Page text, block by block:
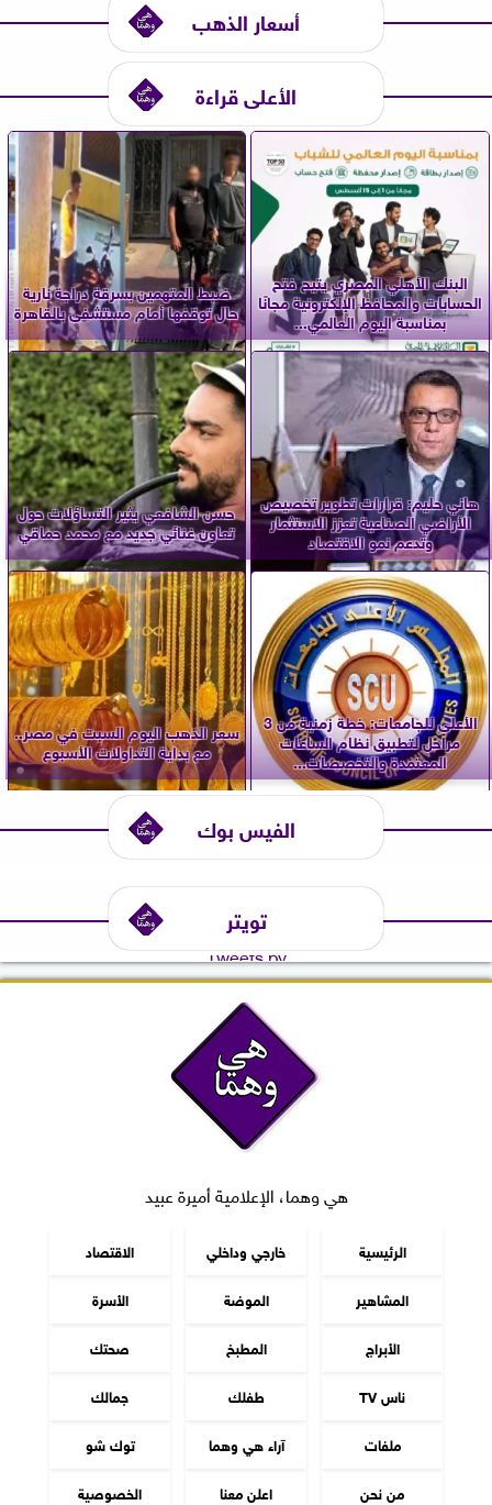
أسعار الذهب
الأعلى قراءة
البنك الأهلي المصري يتيح فتح
الحسابات والمحافظ الإلكترونية مجانًا
بمناسبة اليوم العالمي...
ضبط المتهمين بسرقة دراجة نارية
حال توقفها أمام مستشفى بالقاهرة
هاني حليم: قرارات تطوير تخصيص
الأراضي الصناعية تعزز الاستثمار
وتدعم نمو الاقتصاد
حسن الشافعي يثير التساؤلات حول
تعاون غنائي جديد مع محمد حماقي
الأعلى للجامعات: خطة زمنية من 3
مراحل لتطبيق نظام الساعات
المعتمدة والتخصصات...
سعر الذهب اليوم السبت في مصر..
مع بداية التداولات الأسبوع
الفيس بوك
تويتر
Tweets by
هي وهما، الإعلامية أميرة عبيد
الرئيسية خارجي وداخلي
الاقتصاد
المشاهير
الموضة
الأسرة
الأبراج
المطبخ
صحتك
ناس TV
طفلك
جمالك
ملفات
آراء هي وهما
توك شو
من نحن
اعلن معنا الخصوصية